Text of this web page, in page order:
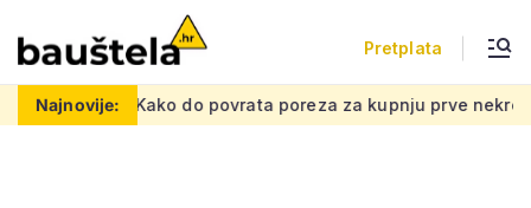
Pretplata
Najnovije:
Kako do povrata poreza za kupnju prve nekretnine: